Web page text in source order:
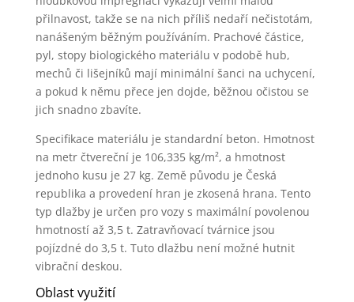
přilnavost, takže se na nich příliš nedaří nečistotám,
nanášeným běžným používáním. Prachové částice,
pyl, stopy biologického materiálu v podobě hub,
mechů či lišejníků mají minimální šanci na uchycení,
a pokud k němu přece jen dojde, běžnou očistou se
jich snadno zbavíte.
Specifikace materiálu je standardní beton. Hmotnost
na metr čtvereční je 106,335 kg/m², a hmotnost
jednoho kusu je 27 kg. Země původu je Česká
republika a provedení hran je zkosená hrana. Tento
typ dlažby je určen pro vozy s maximální povolenou
hmotností až 3,5 t. Zatravňovací tvárnice jsou
pojízdné do 3,5 t. Tuto dlažbu není možné hutnit
vibrační deskou.
Oblast využití